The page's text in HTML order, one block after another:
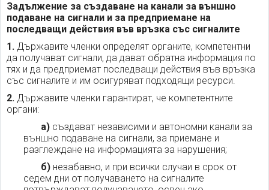
Задължение за създаване на канали за външно
подаване на сигнали и за предприемане на
последващи действия във връзка със сигналите
1. Държавите членки определят органите, компетентни
да получават сигнали, да дават обратна информация по
тях и да предприемат последващи действия във връзка
със сигналите и им осигуряват подходящи ресурси.
2. Държавите членки гарантират, че компетентните
органи:
а)създават независими и автономни канали за
външно подаване на сигнали, за приемане и
разглеждане на информацията за нарушения;
б)незабавно, и при всички случаи в срок от
седем дни от получаването на сигналите